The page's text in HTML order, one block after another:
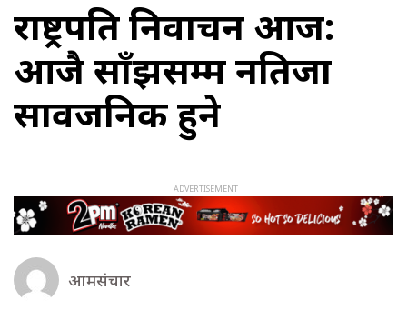
राष्ट्रपति निर्वाचन आज:
आजै साँझसम्म नतिजा
सार्वजनिक हुने
आमसंचार